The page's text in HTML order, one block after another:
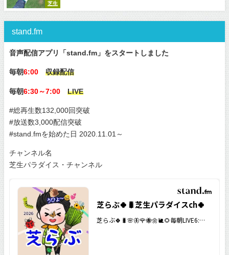
芝生
stand.fm
音声配信アプリ「stand.fm」をスタートしました
毎朝6:00 収録配信
毎朝6:30～7:00 LIVE
#総再生数132,000回突破
#放送数3,000配信突破
#stand.fmを始めた日 2020.11.01～
チャンネル名
芝生パラダイス・チャンネル